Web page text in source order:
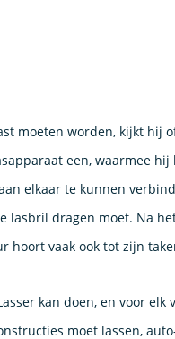
moeten worden, kijkt hij
een, waarmee
elkaar te kunnen
lasbril dragen moet. Na
hoort vaak ook tot zijn
kan doen, en voor elk
moet lassen,